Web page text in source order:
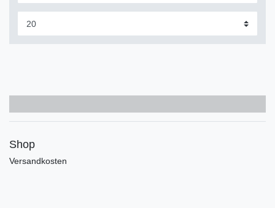
Shop
Versandkosten